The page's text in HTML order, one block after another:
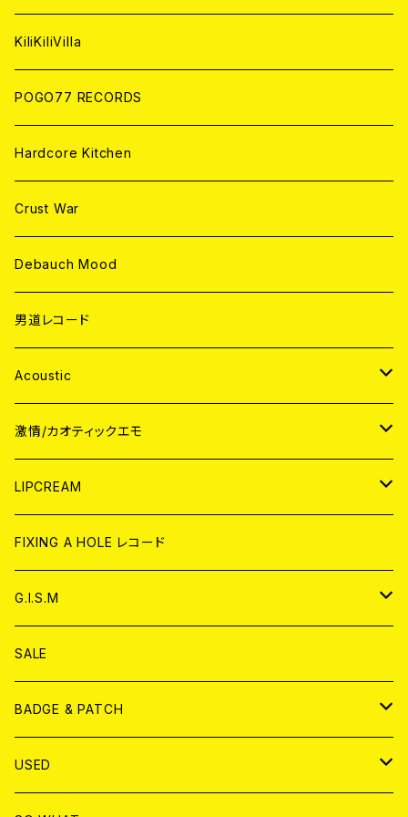
ANALOG
KiliKiliVilla
POGO77 RECORDS
Hardcore Kitchen
Crust War
Debauch Mood
男道レコード
Acoustic
JAPAN
CD
ANALOG
WORLD
CD
ANALOG
激情/カオティックエモ
JAPAN
CD
ANALOG
WORLD
CD
ANALOG
LIPCREAM
CD
アナログ
DVD
T-shirt & WEAR
FIXING A HOLE レコード
G.I.S.M
CD
ANALOG
T-SHIRT & WEAR
SALE
BADGE & PATCH
BADGE
USED